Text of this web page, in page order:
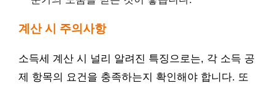
계산 시 주의사항
소득세 계산 시 널리 알려진 특징으로는, 각 소득 공
제 항목의 요건을 충족하는지 확인해야 합니다. 또